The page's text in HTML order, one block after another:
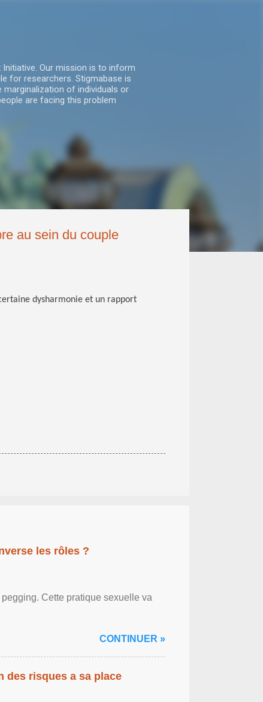
Our mission is to inform
for researchers. Stigmabase is
of individuals or
are facing this problem
au sein du couple
dysharmonie et un rapport
les rôles ?
Cette pratique sexuelle va
CONTINUER »
des risques a sa place